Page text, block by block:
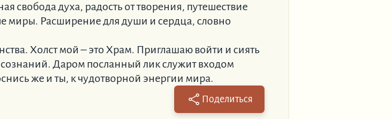
свобода духа, радость от творения, путешествие
миры. Расширение для души и сердца, cловно
Холст мой – это Храм. Приглашаю войти и сиять
Даром посланный лик служит входом
же и ты, к чудотворной энергии мира.
Поделиться